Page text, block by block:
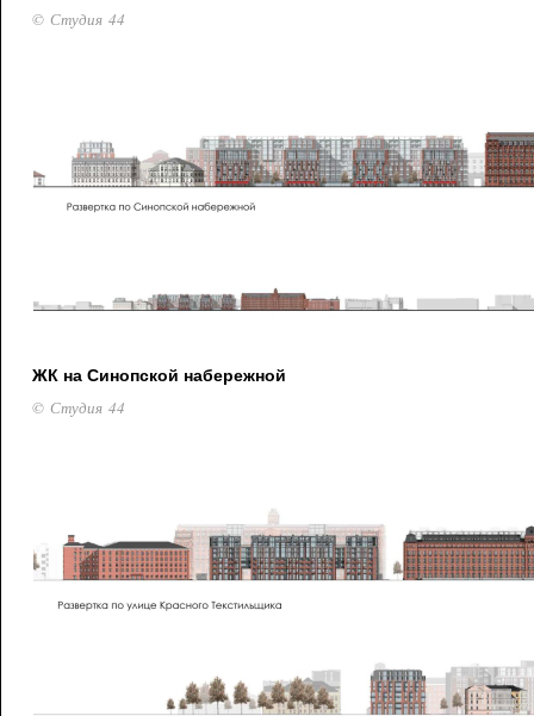
© Студия 44
ЖК на Синопской набережной
© Студия 44